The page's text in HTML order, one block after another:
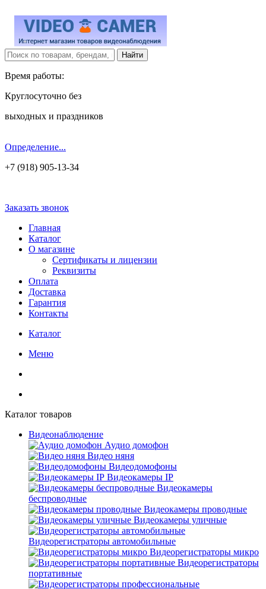
Время работы:
Круглосуточно без
выходных и праздников
Определение...
+7 (918) 905-13-34
Заказать звонок
Главная
Каталог
О магазине
Сертификаты и лицензии
Реквизиты
Оплата
Доставка
Гарантия
Контакты
Каталог
Меню
Каталог товаров
Видеонаблюдение
Аудио домофон
Видео няня
Видеодомофоны
Видеокамеры IP
Видеокамеры
беспроводные
Видеокамеры проводные
Видеокамеры уличные
Видеорегистраторы автомобильные
Видеорегистраторы микро
Видеорегистраторы
портативные